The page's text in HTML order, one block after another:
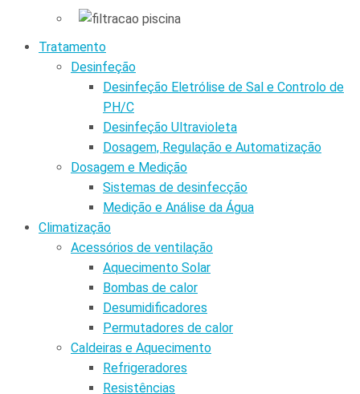
Tratamento
Desinfeção
Desinfeção Eletrólise de Sal e Controlo de
PH/C
Desinfeção Ultravioleta
Dosagem, Regulação e Automatização
Dosagem e Medição
Sistemas de desinfecção
Medição e Análise da Água
Climatização
Acessórios de ventilação
Aquecimento Solar
Bombas de calor
Desumidificadores
Permutadores de calor
Caldeiras e Aquecimento
Refrigeradores
Resistências